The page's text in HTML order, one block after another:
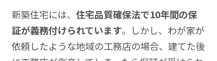
まとめていきます。
https://blog.kisekinomyhome.com/
イラスト：天野勢津子さん
新築住宅には、 住宅品質確保法で10年間の保
証が義務付けられています。しかし、わが家が
依頼したような地域の工務店の場合、建てた後